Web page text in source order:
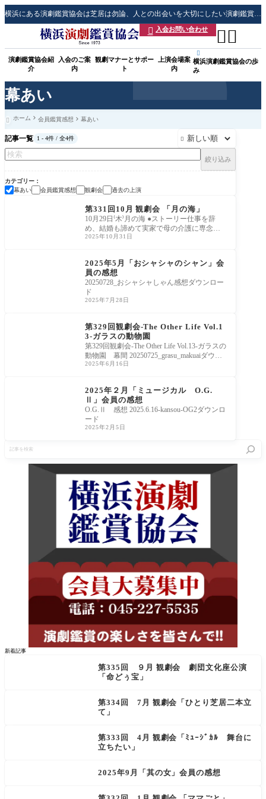
幕あい
横浜にある演劇鑑賞協会は芝居は勿論、人との出会いを大切にしたい演劇鑑賞会です
演劇鑑賞協会紹
介
入会のご案
内
観劇マナーとサポー
ト
上演会場案
内

横浜演劇鑑賞協会の歩
み
 入会お問い合わせ 
 ホーム 会員鑑賞感想 幕あい
記事一覧 1 - 4件 / 全4件 
絞り込み
カテゴリー
幕あい
会員鑑賞感想 観劇会 過去の上演
観劇会
第331回10月 観劇会 「月の海」
10月29日⁽木⁾月の海 ●ストーリー仕事を辞
め、結婚も諦めて実家で母の介護に専念し
ている望月 静。認知症が進行し、娘の存在
2025年10月31日
2025年5月「おシャシャのシャン」会
員の感想
20250728_おシャシャしゃん感想ダウンロー
ド
2025年7月28日
第329回観劇会-The Other Life Vol.1
3-ガラスの動物園
第329回観劇会-The Other Life Vol.13-ガラスの
動物園 幕間 20250725_grasu_makuaiダウン
ロード
2025年6月16日
2025年２月「ミュージカル O.G.
Ⅱ」会員の感想
O.G.Ⅱ 感想 2025.6.16-kansou-OG2ダウンロ
ード
2025年2月5日
新着記事
第335回 ９月 観劇会 劇団文化座公演
「命どぅ宝」
第334回 7月 観劇会「ひとり芝居二本立
て」
第333回 4月 観劇会「ﾐｭｰｼﾞｶﾙ 舞台に
立ちたい」
2025年9月「其の女」会員の感想